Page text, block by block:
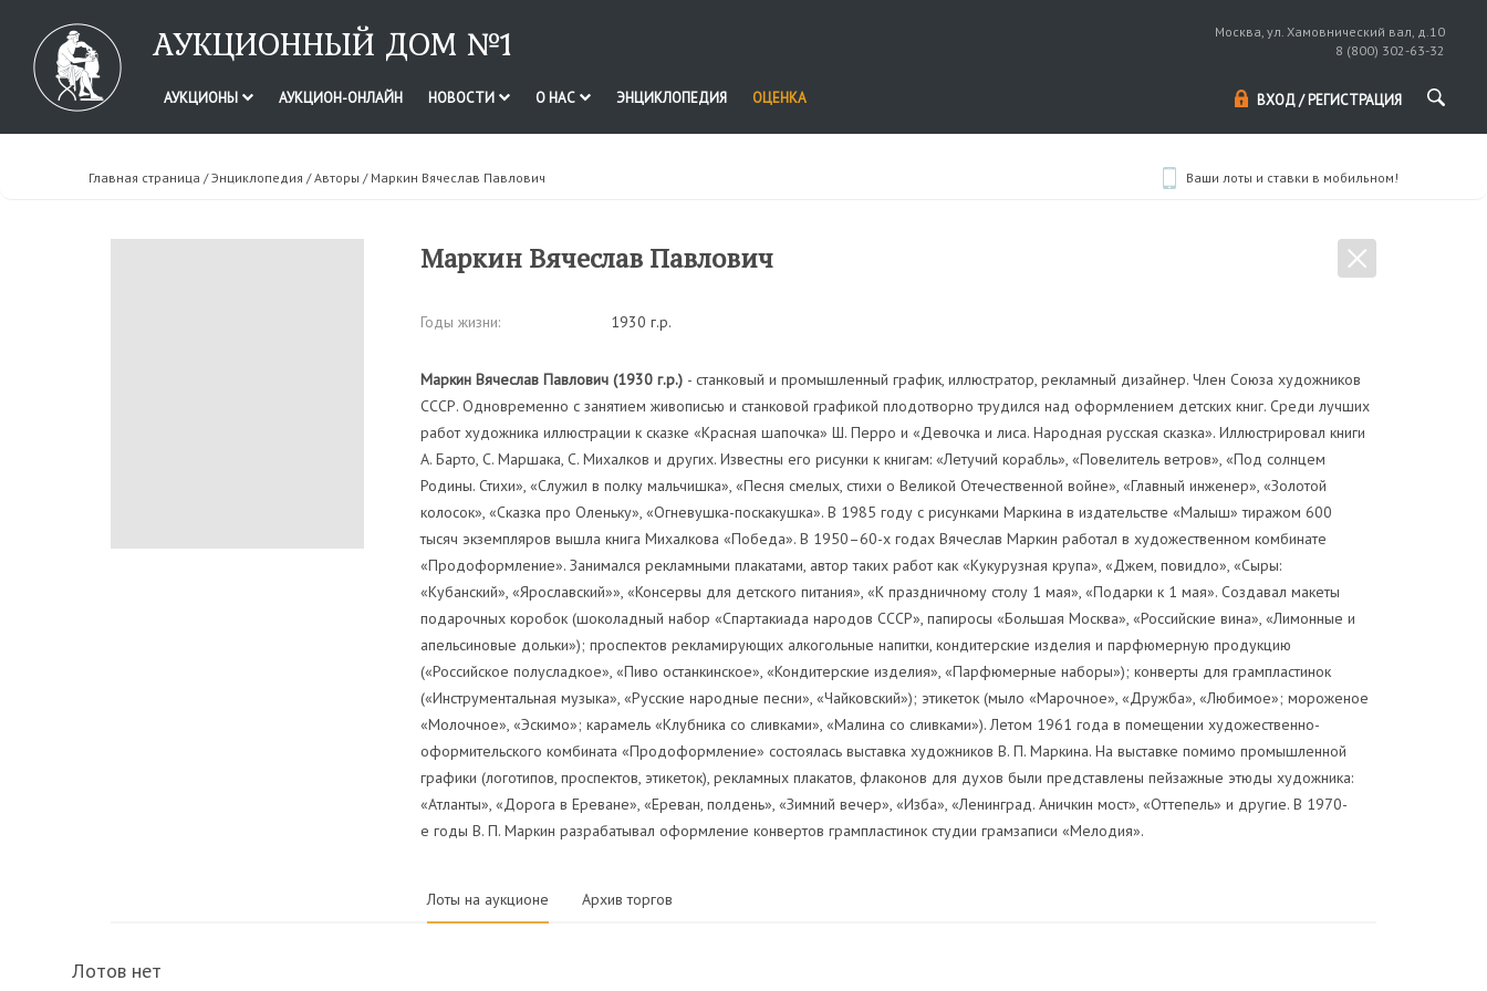
АУКЦИОННЫЙ ДОМ №1
Москва, ул. Хамовнический вал, д.10
8 (800) 302-63-32
АУКЦИОНЫ АУКЦИОН-ОНЛАЙН НОВОСТИ О НАС ЭНЦИКЛОПЕДИЯ ОЦЕНКА ВХОД / РЕГИСТРАЦИЯ
Главная страница /Энциклопедия /Авторы / Маркин Вячеслав Павлович Ваши лоты и ставки в мобильном!
Маркин Вячеслав Павлович
Годы жизни: 1930 г.р.
Маркин Вячеслав Павлович (1930 г.р.) - cтанковый и промышленный график, иллюстратор, рекламный дизайнер. Член Союза художников
СССР. Одновременно с занятием живописью и станковой графикой плодотворно трудился над оформлением детских книг. Среди лучших
работ художника иллюстрации к сказке «Красная шапочка» Ш. Перро и «Девочка и лиса. Народная русская сказка». Иллюстрировал книги
А. Барто, С. Маршака, С. Михалков и других. Известны его рисунки к книгам: «Летучий корабль», «Повелитель ветров», «Под солнцем
Родины. Стихи», «Служил в полку мальчишка», «Песня смелых, стихи о Великой Отечественной войне», «Главный инженер», «Золотой
колосок», «Сказка про Оленьку», «Огневушка-поскакушка». В 1985 году с рисунками Маркина в издательстве «Малыш» тиражом 600
тысяч экземпляров вышла книга Михалкова «Победа». В 1950–60-х годах Вячеслав Маркин работал в художественном комбинате
«Продоформление». Занимался рекламными плакатами, автор таких работ как «Кукурузная крупа», «Джем, повидло», «Сыры:
«Кубанский», «Ярославский»», «Консервы для детского питания», «К праздничному столу 1 мая», «Подарки к 1 мая». Создавал макеты
подарочных коробок (шоколадный набор «Спартакиада народов СССР», папиросы «Большая Москва», «Российские вина», «Лимонные и
апельсиновые дольки»); проспектов рекламирующих алкогольные напитки, кондитерские изделия и парфюмерную продукцию
(«Российское полусладкое», «Пиво останкинское», «Кондитерские изделия», «Парфюмерные наборы»); конверты для грампластинок
(«Инструментальная музыка», «Русские народные песни», «Чайковский»); этикеток (мыло «Марочное», «Дружба», «Любимое»; мороженое
«Молочное», «Эскимо»; карамель «Клубника со сливками», «Малина со сливками»). Летом 1961 года в помещении художественно-
оформительского комбината «Продоформление» состоялась выставка художников В. П. Маркина. На выставке помимо промышленной
графики (логотипов, проспектов, этикеток), рекламных плакатов, флаконов для духов были представлены пейзажные этюды художника:
«Атланты», «Дорога в Ереване», «Ереван, полдень», «Зимний вечер», «Изба», «Ленинград. Аничкин мост», «Оттепель» и другие. В 1970-
е годы В. П. Маркин разрабатывал оформление конвертов грампластинок студии грамзаписи «Мелодия».
Лоты на аукционе Архив торгов
Лотов нет